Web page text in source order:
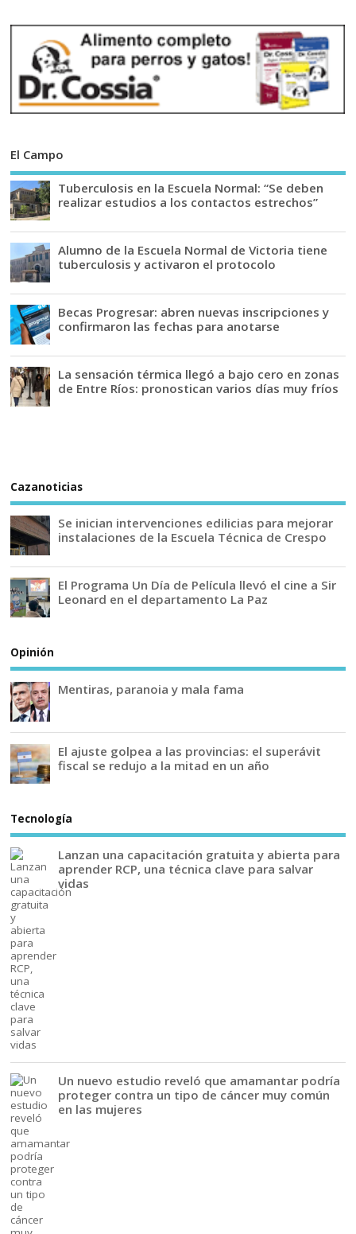
El Campo
Tuberculosis en la Escuela Normal: “Se deben
realizar estudios a los contactos estrechos”
Alumno de la Escuela Normal de Victoria tiene
tuberculosis y activaron el protocolo
Becas Progresar: abren nuevas inscripciones y
confirmaron las fechas para anotarse
La sensación térmica llegó a bajo cero en zonas
de Entre Ríos: pronostican varios días muy fríos
Cazanoticias
Se inician intervenciones edilicias para mejorar
instalaciones de la Escuela Técnica de Crespo
El Programa Un Día de Película llevó el cine a Sir
Leonard en el departamento La Paz
Opinión
Mentiras, paranoia y mala fama
El ajuste golpea a las provincias: el superávit
fiscal se redujo a la mitad en un año
Tecnología
Lanzan una capacitación gratuita y abierta para
aprender RCP, una técnica clave para salvar
vidas
Un nuevo estudio reveló que amamantar podría
proteger contra un tipo de cáncer muy común
en las mujeres